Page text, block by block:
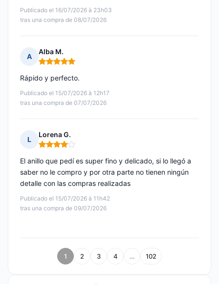
Publicado el 16/07/2026 à 23h03
tras una compra de 08/07/2026
A
Alba M.
Nota: 5 de 5
Publicado el 15/07/2026 à 12h17
tras una compra de 07/07/2026
Rápido y perfecto.
L
Lorena G.
Nota: 4 de 5
Publicado el 15/07/2026 à 11h42
tras una compra de 09/07/2026
El anillo que pedí es super fino y delicado, si lo llegó a
saber no le compro y por otra parte no tienen ningún
detalle con las compras realizadas
1 2 3 4 … 102